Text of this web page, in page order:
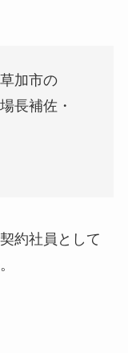
加市の
長補佐・
約社員として